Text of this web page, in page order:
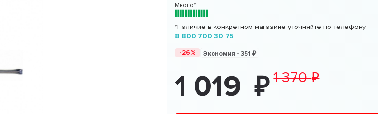
Много*
*Наличие в конкретном магазине уточняйте по телефону
8 800 700 30 75
-26% Экономия -351
1 019 1 370